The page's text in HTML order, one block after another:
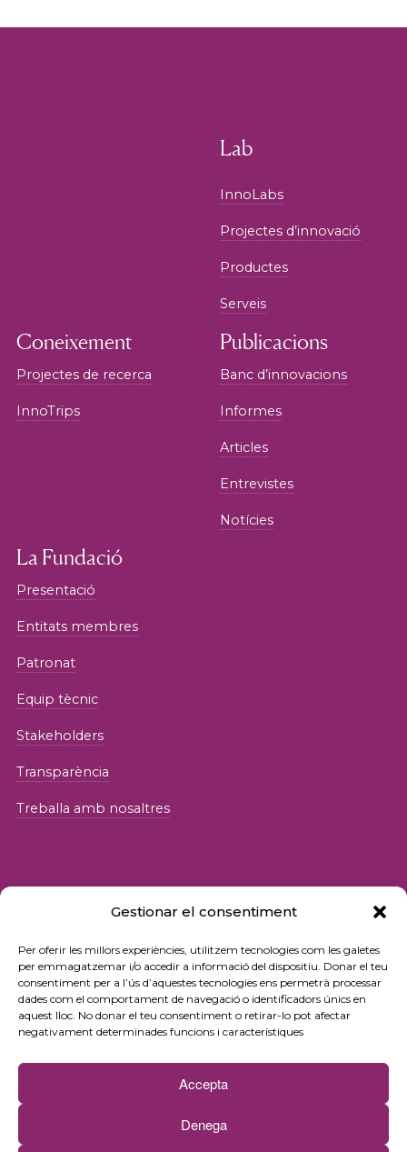
Gestionar el consentiment
Per oferir les millors experiències, utilitzem tecnologies com les galetes
per emmagatzemar i/o accedir a informació del dispositiu. Donar el teu
consentiment per a l’ús d’aquestes tecnologies ens permetrà processar
dades com el comportament de navegació o identificadors únics en
aquest lloc. No donar el teu consentiment o retirar-lo pot afectar
negativament determinades funcions i característiques
Accepta
Denega
Lab
InnoLabs
Projectes d’innovació
Productes
Serveis
Coneixement
Projectes de recerca
InnoTrips
Publicacions
Banc d’innovacions
Informes
Articles
Entrevistes
Notícies
La Fundació
Presentació
Entitats membres
Patronat
Equip tècnic
Stakeholders
Transparència
Treballa amb nosaltres
© 2026 Fundació iSocial
Política de privacitat
Condicions d’ús
Política de cookies
Contacte